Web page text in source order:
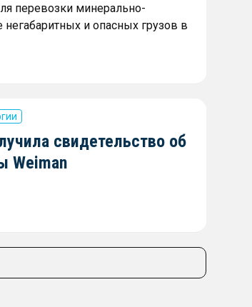
перевозки минерально-
негабаритных и опасных грузов в
свидетельство об
Weiman